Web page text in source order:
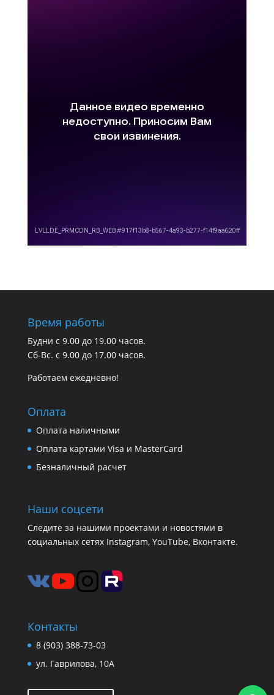
Время работы
Будни с 9.00 до 19.00 часов.
Сб-Вс. с 9.00 до 17.00 часов.
Работаем ежедневно!
Оплата
Оплата наличными
Оплата картами Visa и MasterCard
Безналичный расчет
Наши соцсети
Следите за нашими проектами и новостями в
социальных сетях Instagram, YouTube, Вконтакте.
Контакты
8 (903) 388-73-03
ул. Гаврилова, 10А